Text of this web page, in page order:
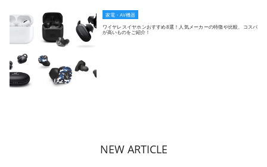
家電・AV機器
ワイヤレスイヤホンおすすめ8選！人気メーカーの特徴や比較、コスパ
が高いものをご紹介！
NEW ARTICLE